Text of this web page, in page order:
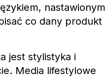
nastawionym
co dany produkt
jest stylistyka i
Media lifestylowe